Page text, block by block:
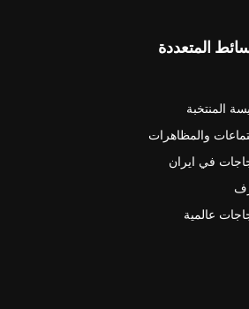
المتعددة
المنتخبة
والمظاهرات
في ايران
عالمية